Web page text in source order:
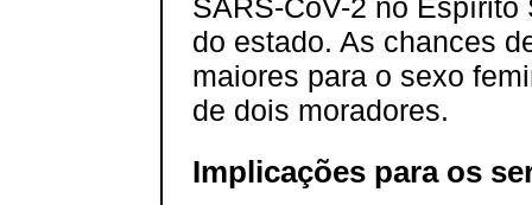
SARS-CoV-2 no
do estado. As chances
maiores para o sexo
de dois moradores.
Implicações para os